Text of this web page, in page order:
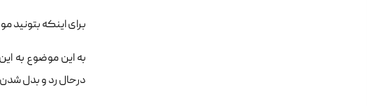
برای اینکه بتونید
درحال رد و بدل